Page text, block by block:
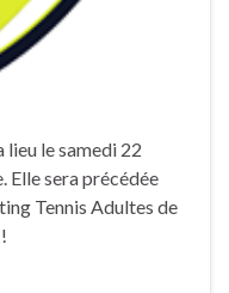
lieu le samedi 22
Elle sera précédée
Tennis Adultes de